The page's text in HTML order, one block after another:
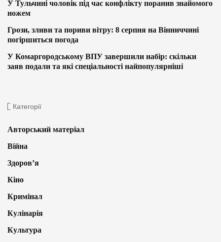
У Тульчині чоловік під час конфлікту поранив знайомого
ножем
Грози, зливи та пориви вітру: 8 серпня на Вінниччині
погіршиться погода
У Комаргородському ВПУ завершили набір: скільки
заяв подали та які спеціальності найпопулярніші
Категорії
Авторський матеріал
Війна
Здоров’я
Кіно
Кримінал
Кулінарія
Культура